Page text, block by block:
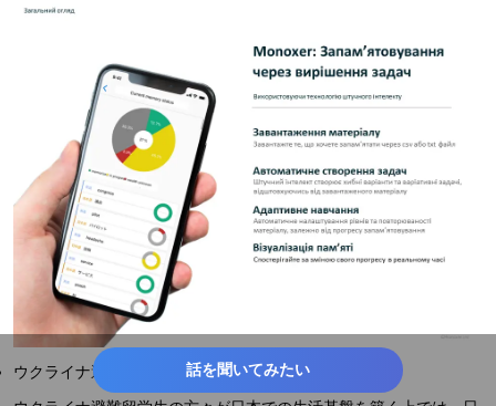
ウクライナ避難留学生に向けたMonoxer提供について
話を聞いてみたい